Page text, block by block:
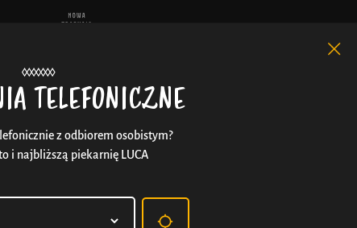
Kariera
TELEFONICZNE
z odbiorem osobistym?
i najbliższą piekarnię LUCA